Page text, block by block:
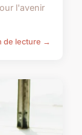
l'avenir
de lecture →